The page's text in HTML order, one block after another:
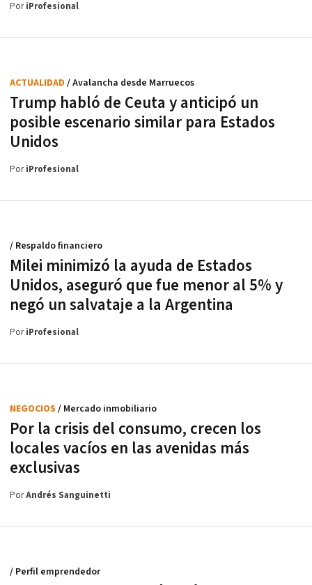
PoriProfesional
Trump habló de Ceuta y anticipó un
posible escenario similar para Estados
Unidos
ACTUALIDAD / Avalancha desde Marruecos
PoriProfesional
Milei minimizó la ayuda de Estados
Unidos, aseguró que fue menor al 5% y
negó un salvataje a la Argentina
/ Respaldo financiero
PoriProfesional
Por la crisis del consumo, crecen los
locales vacíos en las avenidas más
exclusivas
NEGOCIOS / Mercado inmobiliario
PorAndrés Sanguinetti
/ Perfil emprendedor